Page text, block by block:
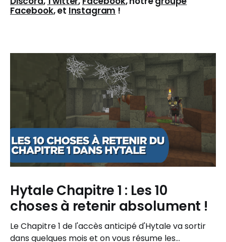
Facebook, et Instagram !
Hytale Chapitre 1 : Les 10
choses à retenir absolument !
Le Chapitre 1 de l'accès anticipé d'Hytale va sortir
dans quelques mois et on vous résume les